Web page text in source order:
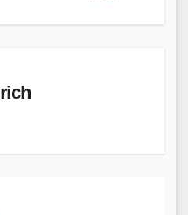
rich